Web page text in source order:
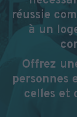
réussie
à un
Offrez
personnes
celles et